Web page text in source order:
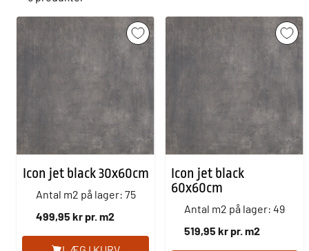
Icon jet black 30x60cm
Antal m2 på lager: 75
499,95 kr pr. m2
Icon jet black
60x60cm
Antal m2 på lager: 49
519,95 kr pr. m2